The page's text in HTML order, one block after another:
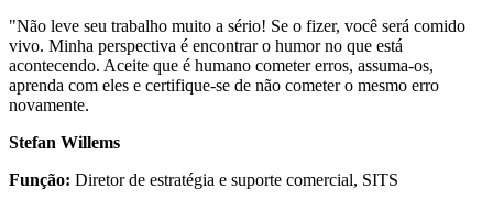
"Não leve seu trabalho muito a sério! Se o fizer, você será comido
vivo. Minha perspectiva é encontrar o humor no que está
acontecendo. Aceite que é humano cometer erros, assuma-os,
aprenda com eles e certifique-se de não cometer o mesmo erro
novamente.
Stefan Willems
Função: Diretor de estratégia e suporte comercial, SITS